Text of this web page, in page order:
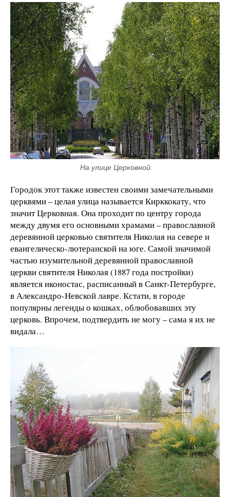
На улице Церковной
Городок этот также известен своими замечательными
церквями – целая улица называется Кирккокату, что
значит Церковная. Она проходит по центру города
между двумя его основными храмами – православной
деревянной церковью святителя Николая на севере и
евангелическо-лютеранской на юге. Самой значимой
частью изумительной деревянной православной
церкви святителя Николая (1887 года постройки)
является иконостас, расписанный в Санкт-Петербурге,
в Александро-Невской лавре. Кстати, в городе
популярны легенды о кошках, облюбовавших эту
церковь. Впрочем, подтвердить не могу – сама я их не
видала…